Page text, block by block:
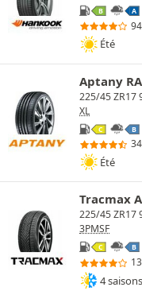
B A
Été
Aptany
225/45 ZR17
XL
C B
Été
Tracmax
225/45 ZR17
3PMSF
C B
4 saisons